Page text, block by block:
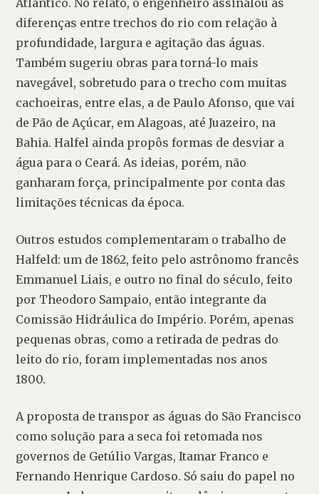
Atlantico. No relato, o engenheiro assinalou as
diferenças entre trechos do rio com relação à
profundidade, largura e agitação das águas.
Também sugeriu obras para torná-lo mais
navegável, sobretudo para o trecho com muitas
cachoeiras, entre elas, a de Paulo Afonso, que vai
de Pão de Açúcar, em Alagoas, até Juazeiro, na
Bahia. Halfel ainda propôs formas de desviar a
água para o Ceará. As ideias, porém, não
ganharam força, principalmente por conta das
limitações técnicas da época.
Outros estudos complementaram o trabalho de
Halfeld: um de 1862, feito pelo astrônomo francês
Emmanuel Liais, e outro no final do século, feito
por Theodoro Sampaio, então integrante da
Comissão Hidráulica do Império. Porém, apenas
pequenas obras, como a retirada de pedras do
leito do rio, foram implementadas nos anos
1800.
A proposta de transpor as águas do São Francisco
como solução para a seca foi retomada nos
governos de Getúlio Vargas, Itamar Franco e
Fernando Henrique Cardoso. Só saiu do papel no